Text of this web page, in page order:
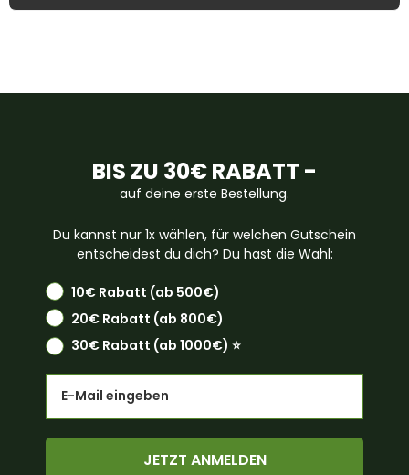
BIS ZU 30€ RABATT -
auf deine erste Bestellung.
Du kannst nur 1x wählen, für welchen Gutschein
entscheidest du dich? Du hast die Wahl:
10€ Rabatt (ab 500€)
20€ Rabatt (ab 800€)
30€ Rabatt (ab 1000€) ⭐️
JETZT ANMELDEN